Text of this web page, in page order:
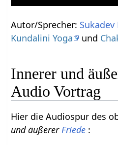
Autor/Sprecher: Sukadev
Kundalini Yoga
und
Innerer und
Audio Vortrag
Hier die Audiospur des
und äußererFriede :